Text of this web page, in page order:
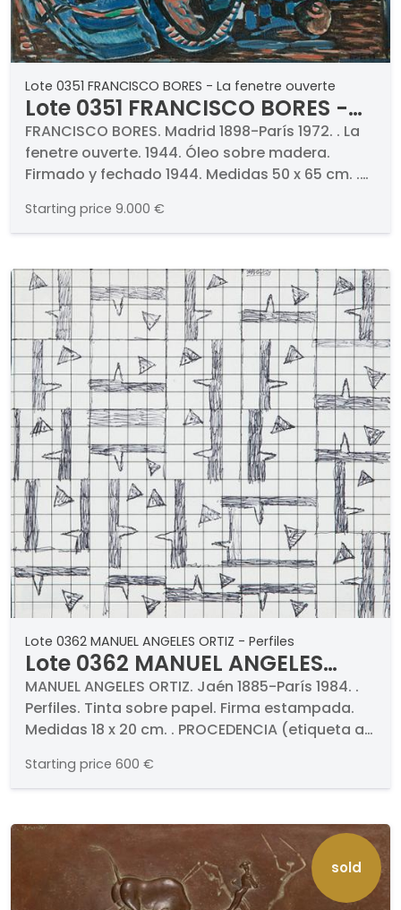
Lote 0351 FRANCISCO BORES - La fenetre ouverte
Lote 0351 FRANCISCO BORES -
La fenetre ouverte
FRANCISCO BORES. Madrid 1898-París 1972. . La
fenetre ouverte. 1944. Óleo sobre madera.
Firmado y fechado 1944. Medidas 50 x 65 cm. .
será incluida en la ampliación del Catálogo
Razonado del artista actualmente en
París. Colección particular
Starting price 9.000 €
Lote 0362 MANUEL ANGELES ORTIZ - Perfiles
Lote 0362 MANUEL ANGELES
ORTIZ - Perfiles
MANUEL ANGELES ORTIZ. Jaén 1885-París 1984. .
Perfiles. Tinta sobre papel. Firma estampada.
Medidas 18 x 20 cm. . PROCEDENCIA (etiqueta al
particular
Starting price 600 €
sold